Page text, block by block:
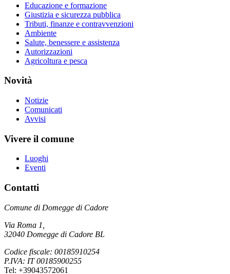
Educazione e formazione
Giustizia e sicurezza pubblica
Tributi, finanze e contravvenzioni
Ambiente
Salute, benessere e assistenza
Autorizzazioni
Agricoltura e pesca
Novità
Notizie
Comunicati
Avvisi
Vivere il comune
Luoghi
Eventi
Contatti
Comune di Domegge di Cadore
Via Roma 1,
32040 Domegge di Cadore BL
Codice fiscale: 00185910254
P.IVA: IT 00185900255
Tel: +39043572061